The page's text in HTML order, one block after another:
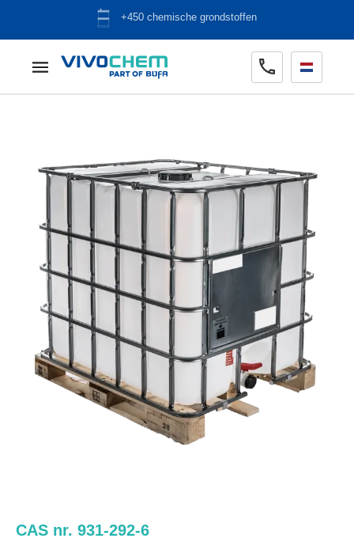
ADR opslag
CAS nr. 931-292-6